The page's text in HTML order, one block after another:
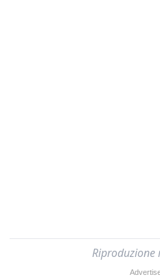
Riproduzione